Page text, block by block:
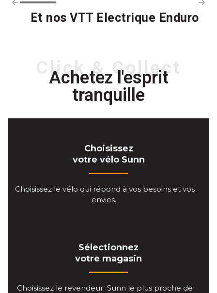
Et nos VTT Electrique Enduro
Click & Collect
Achetez l'esprit
tranquille
Choisissez
votre vélo Sunn
Choisissez le vélo qui répond à vos besoins et vos
envies.
Sélectionnez
votre magasin
Choisissez le revendeur Sunn le plus proche de